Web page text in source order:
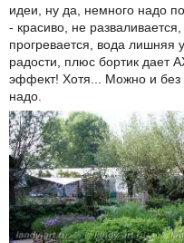
идеи, ну да, немного надо
- красиво, не
прогревается, вода лишняя
радости, плюс бортик
эффект! Хотя... Можно и без
надо.